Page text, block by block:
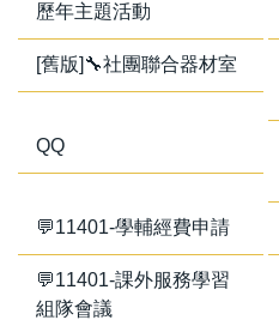
歷年主題活動
[舊版]🔧社團聯合器材室
QQ
💬11401-學輔經費申請
💬11401-課外服務學習
組隊會議